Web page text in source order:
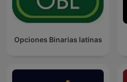
Opciones Binarias latinas